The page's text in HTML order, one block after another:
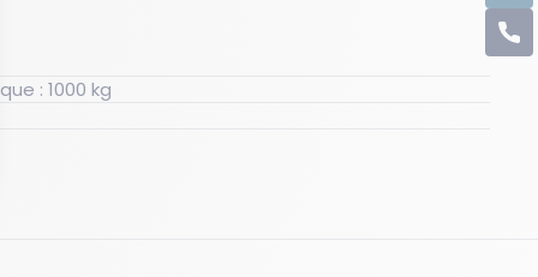
Charge admissible dynamique : 1000 kg